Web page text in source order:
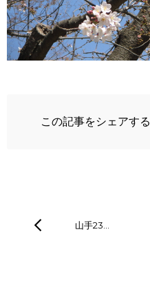
この記事をシェアする
山手23…